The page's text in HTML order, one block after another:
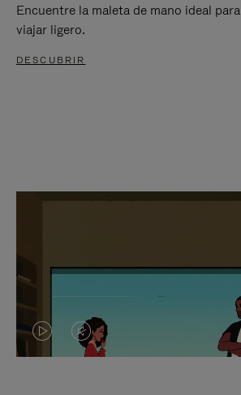
Encuentre la maleta de mano ideal para
viajar ligero.
DESCUBRIR
EL
EL